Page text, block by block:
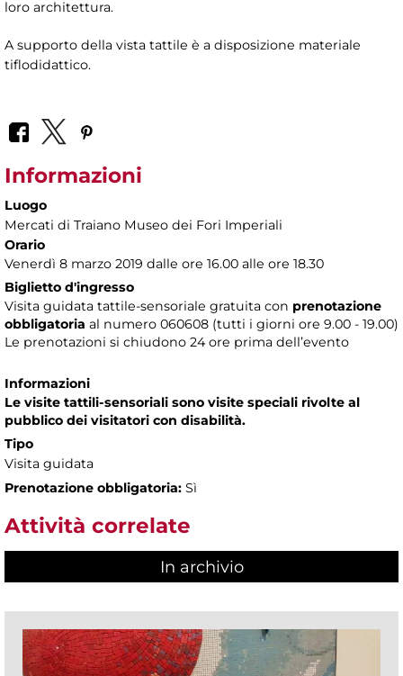
loro architettura.
A supporto della vista tattile è a disposizione materiale
tiflodidattico.
Informazioni
Luogo
Mercati di Traiano Museo dei Fori Imperiali
Orario
Venerdì 8 marzo 2019 dalle ore 16.00 alle ore 18.30
Biglietto d'ingresso
Visita guidata tattile-sensoriale gratuita con prenotazione
obbligatoria al numero 060608 (tutti i giorni ore 9.00 - 19.00)
Le prenotazioni si chiudono 24 ore prima dell’evento
Informazioni
Le visite tattili-sensoriali sono visite speciali rivolte al
pubblico dei visitatori con disabilità.
Tipo
Visita guidata
Prenotazione obbligatoria: Sì
Attività correlate
In archivio